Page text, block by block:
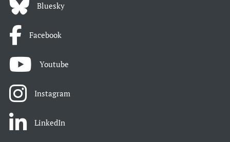
Bluesky
Facebook
Youtube
Instagram
LinkedIn